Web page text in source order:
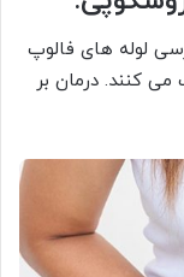
لوله های فالوپ
کنند. درمان بر